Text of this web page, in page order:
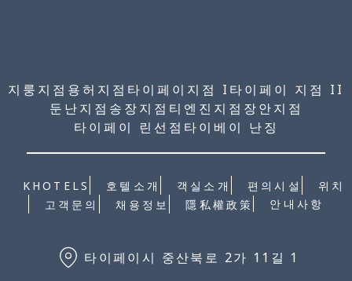
지룽지점 용허지점 타이페이지점 I 타이페이 지점 II
둔난지점 송장지점 티엔진지점 장안지점
타이페이 린선점 타이베이 난징
KHOTELS 호텔소개 객실소개 편의시설
위치
고객문의
채용정보 隱私權政策 안내사항
타이페이시 중산북로 2가 11길 1